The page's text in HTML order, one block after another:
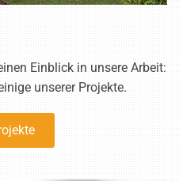
Einblick in unsere Arbeit:
unserer Projekte.